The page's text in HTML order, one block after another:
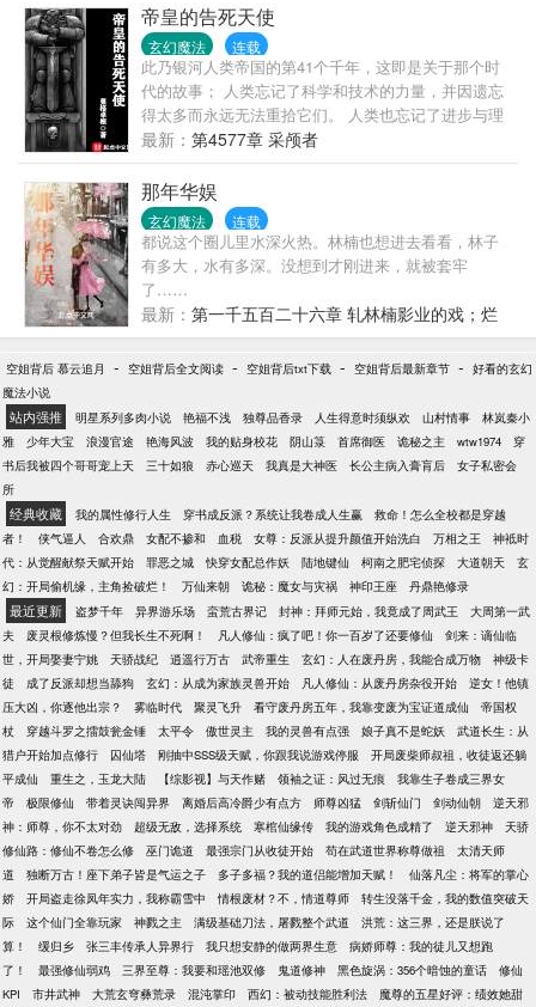
帝皇的告死天使
玄幻魔法 连载
此乃银河人类帝国的第41个千年，这即是关于那个时
代的故事； 人类忘记了科学和技术的力量，并因遗忘
得太多而永远无法重拾它们。 人类也忘记了进步与理
解的诺言，因为这残酷而黑暗的未来只有战争。 群星
间永无宁日，只有无尽的残杀和屠戮，以及那饥渴的
众神们发出的阵阵狂笑。 索什扬?阿列克谢，星界骑士
战团的一名战斗修士，也是世界引擎战役的唯一幸存
者，肩负着重建战团责任的他，怀揣着足以撼动银河
的秘密，迈向了未知… 书友小群：975466881
最新： 第4577章 采颅者
那年华娱
玄幻魔法 连载
都说这个圈儿里水深火热。林楠也想进去看看，林子
有多大，水有多深。没想到才刚进来，就被套牢
了……
最新： 第一千五百二十六章 轧林楠影业的戏；烂
片出神曲？
空姐背后 慕云追月 - 空姐背后全文阅读 - 空姐背后txt下载 - 空姐背后最新章节 - 好看的玄幻
魔法小说
站内强推 明星系列多肉小说 艳福不浅 独尊品香录 人生得意时须纵欢 山村情事
林岚秦小
雅
少年大宝 浪漫官途 艳海风波 我的贴身校花 阴山箓 首席御医 诡秘之主 wtw1974
穿
书后我被四个哥哥宠上天
三十如狼 赤心巡天 我真是大神医 长公主病入膏肓后
女子私密会
所
经典收藏 我的属性修行人生 穿书成反派？系统让我卷成人生赢
救命！怎么全校都是穿越
者！
侠气逼人 合欢鼎 女配不掺和 血税 女尊：反派从提升颜值开始洗白 万相之王
神袛时
代：从觉醒献祭天赋开始
罪恶之城 快穿女配总作妖 陆地键仙 柯南之肥宅侦探 大道朝天
玄
幻：开局偷机缘，主角捡破烂！
万仙来朝 诡秘：魔女与灾祸 神印王座 丹鼎艳修录
最近更新 盗梦千年 异界游乐场 蛮荒古界记 封神：拜师元始，我竟成了周武王
大周第一武
夫
废灵根修炼慢？但我长生不死啊！ 凡人修仙：疯了吧！你一百岁了还要修仙
剑来：谪仙临
世，开局娶妻宁姚
天骄战纪 逍遥行万古 武帝重生 玄幻：人在废丹房，我能合成万物
神级卡
徒
成了反派却想当舔狗 玄幻：从成为家族灵兽开始 凡人修仙：从废丹房杂役开始
逆女！他镇
压大凶，你逐他出宗？
雾临时代 聚灵飞升 看守废丹房五年，我靠变废为宝证道成仙
帝国权
杖
穿越斗罗之擂鼓瓮金锤 太平令 傲世灵主 我的灵兽有点强 娘子真不是蛇妖
武道长生：从
猎户开始加点修行
囚仙塔 刚抽中SSS级天赋，你跟我说游戏停服
开局废柴师叔祖，收徒返还躺
平成仙
重生之，玉龙大陆 【综影视】与天作赌 领袖之证：风过无痕
我靠生子卷成三界女
帝
极限修仙 带着灵诀闯异界 离婚后高冷爵少有点方 师尊凶猛 剑斩仙门 剑动仙朝
逆天邪
神：师尊，你不太对劲
超级无敌，选择系统 寒棺仙缘传 我的游戏角色成精了 逆天邪神
天骄
修仙路：修仙不卷怎么修
巫门诡道 最强宗门从收徒开始 苟在武道世界称尊做祖
太清天师
道
独断万古！座下弟子皆是气运之子 多子多福？我的道侣能增加天赋！
仙落凡尘：将军的掌心
娇
开局盗走徐凤年实力，我称霸雪中 情根废材？不，情道尊师
转生没落千金，我的数值突破天
际
这个仙门全靠玩家 神戮之主 满级基础刀法，屠戮整个武道
洪荒：这三界，还是朕说了
算！
缓归乡 张三丰传承人异界行 我只想安静的做两界生意
病娇师尊：我的徒儿又想跑
了！
最强修仙弱鸡 三界至尊：我要和瑶池双修 鬼道修神 黑色旋涡：356个暗蚀的童话
修仙
KPI
市井武神 大荒玄穹彝荒录 混沌掌印 西幻：被动技能胜利法 魔尊的五星好评：绩效她甜